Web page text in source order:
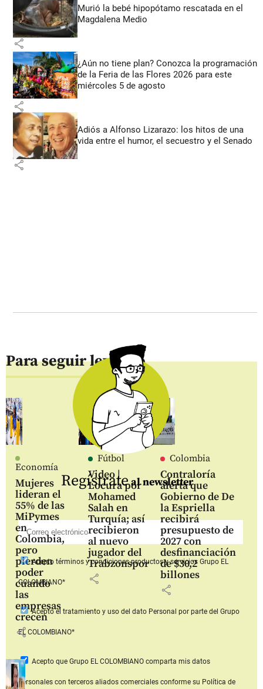
Murió la bebé hipopótamo rescatada en el
Magdalena Medio
share
¿Aún no tiene plan? Conozca la programación
de la Feria de las Flores 2026 para este
miércoles 5 de agosto
share
Adiós a Alfonso Lizarazo: los hitos de una
vida entre el humor, el secuestro y el Senado
share
Para seguir leyendo
Economía
Mujeres
lideran el
55% de las
MiPymes
en
Colombia,
pero
pierden
poder
cuando
las
empresas
crecen
share
Fútbol
Video |
Locura por
Mohamed
Salah en
Turquía; así
recibieron
al nuevo
jugador del
Trabzonspor
share
Colombia
Contraloría
alerta que
Gobierno de De
la Espriella
recibirá
presupuesto de
2027 con
desfinanciación
de $30,2
billones
share
Regístrateal newsletter
Aceptotérminos y condiciones productos y serviciosGrupo EL
COLOMBIANO*
Aceptoel tratamiento y uso del dato Personal por parte del Grupo
EL COLOMBIANO*
Acepto que Grupo EL COLOMBIANOcomparta mis datos
personales con terceros aliados comerciales conforme su Política de